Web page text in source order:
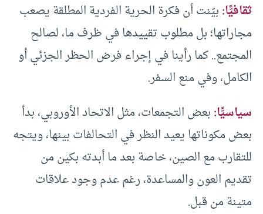
ثقافيًّا:بيّنت أن فكرة الحرية الفردية المطلقة يصعب
مجاراتها؛ بل مطلوب تقييدها في ظرف ما، لصالح
المجتمع.. كما رأينا في إجراء فرض الحظر الجزئي أو
الكامل، وفي منع السفر.
سياسيًّا:بعض التجمعات، مثل الاتحاد الأوروبي، بدأ
بعض مكوناتها يعيد النظر في التحالفات بينها، ويتجه
للتقارب مع الصين، خاصة بعد ما أبدته بكين من
تقديم العون والمساعدة، رغم عدم وجود علاقات
متينة من قبل.